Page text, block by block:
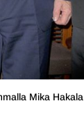
Mika